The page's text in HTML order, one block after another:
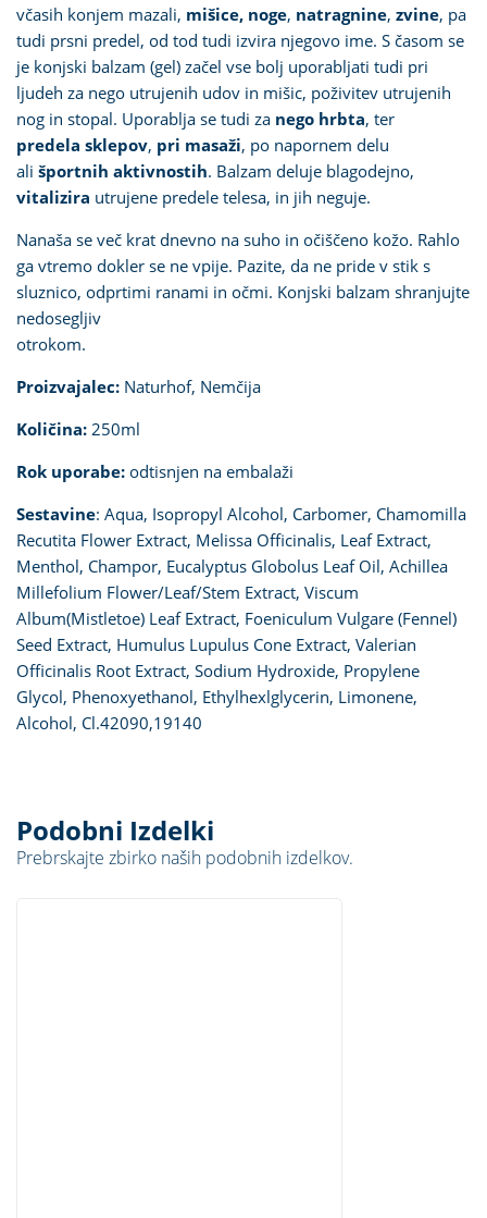
včasih konjem mazali, mišice, noge, natragnine, zvine, pa
tudi prsni predel, od tod tudi izvira njegovo ime. S časom se
je konjski balzam (gel) začel vse bolj uporabljati tudi pri
ljudeh za nego utrujenih udov in mišic, poživitev utrujenih
nog in stopal. Uporablja se tudi za nego hrbta, ter
predela sklepov, pri masaži, po napornem delu
ali športnih aktivnostih. Balzam deluje blagodejno,
vitalizira utrujene predele telesa, in jih neguje.
Nanaša se več krat dnevno na suho in očiščeno kožo. Rahlo
ga vtremo dokler se ne vpije. Pazite, da ne pride v stik s
sluznico, odprtimi ranami in očmi. Konjski balzam shranjujte
nedosegljiv
otrokom.
Proizvajalec: Naturhof, Nemčija
Količina: 250ml
Rok uporabe: odtisnjen na embalaži
Sestavine: Aqua, Isopropyl Alcohol, Carbomer, Chamomilla
Recutita Flower Extract, Melissa Officinalis, Leaf Extract,
Menthol, Champor, Eucalyptus Globolus Leaf Oil, Achillea
Millefolium Flower/Leaf/Stem Extract, Viscum
Album(Mistletoe) Leaf Extract, Foeniculum Vulgare (Fennel)
Seed Extract, Humulus Lupulus Cone Extract, Valerian
Officinalis Root Extract, Sodium Hydroxide, Propylene
Glycol, Phenoxyethanol, Ethylhexlglycerin, Limonene,
Alcohol, Cl.42090,19140
Podobni Izdelki
Prebrskajte zbirko naših podobnih izdelkov.